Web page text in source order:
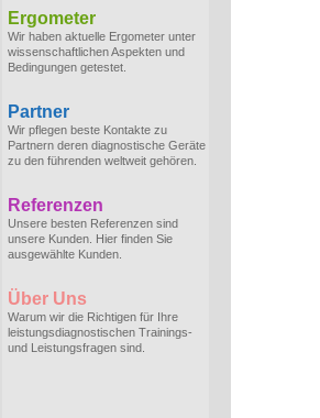
Ergometer
Wir haben aktuelle Ergometer unter
wissenschaftlichen Aspekten und
Bedingungen getestet.
Partner
Wir pflegen beste Kontakte zu
Partnern deren diagnostische Geräte
zu den führenden weltweit gehören.
Referenzen
Unsere besten Referenzen sind
unsere Kunden. Hier finden Sie
ausgewählte Kunden.
Über Uns
Warum wir die Richtigen für Ihre
leistungsdiagnostischen Trainings-
und Leistungsfragen sind.